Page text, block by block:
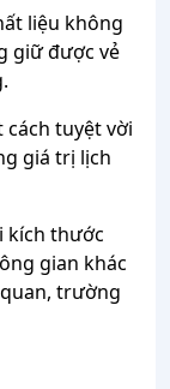
liệu không
giữ được vẻ
tuyệt vời
giá trị lịch
kích thước
gian khác
trường